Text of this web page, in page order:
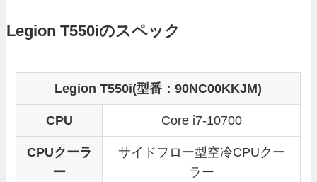
Legion T550iのスペック
Legion T550i(型番：90NC00KKJM)
CPU Core i7-10700
CPUクーラ
ー
サイドフロー型空冷CPUクー
ラー